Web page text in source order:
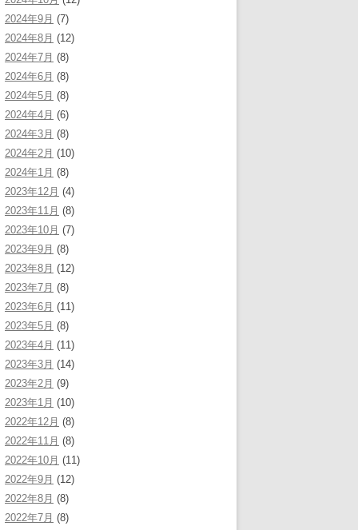
2024年9月 (7)
2024年8月 (12)
2024年7月 (8)
2024年6月 (8)
2024年5月 (8)
2024年4月 (6)
2024年3月 (8)
2024年2月 (10)
2024年1月 (8)
2023年12月 (4)
2023年11月 (8)
2023年10月 (7)
2023年9月 (8)
2023年8月 (12)
2023年7月 (8)
2023年6月 (11)
2023年5月 (8)
2023年4月 (11)
2023年3月 (14)
2023年2月 (9)
2023年1月 (10)
2022年12月 (8)
2022年11月 (8)
2022年10月 (11)
2022年9月 (12)
2022年8月 (8)
2022年7月 (8)